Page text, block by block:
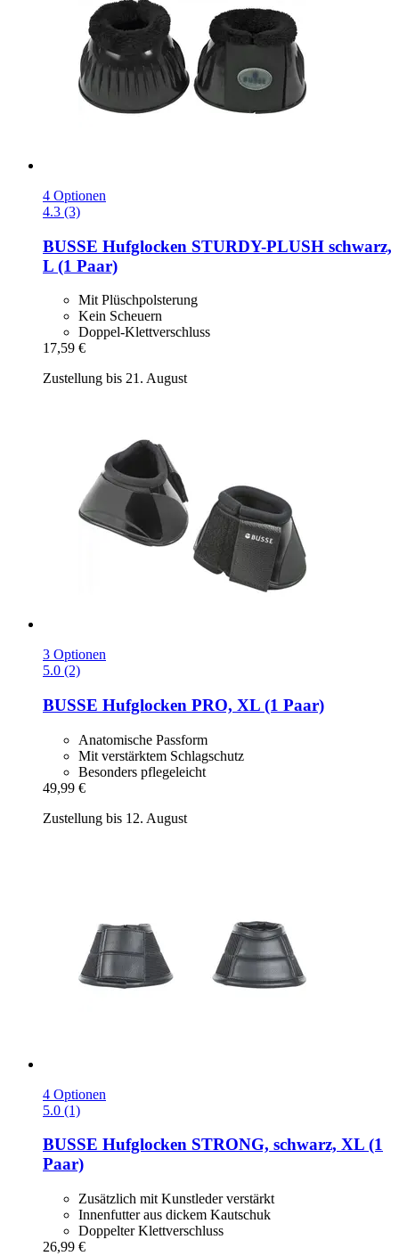
4 Optionen
4.3 (3)
BUSSE Hufglocken STURDY-​PLUSH schwarz,
L (1 Paar)
Mit Plüschpolsterung
Kein Scheuern
Doppel-Klettverschluss
17,59 €
Zustellung bis 21. August
3 Optionen
5.0 (2)
BUSSE Hufglocken PRO, XL (1 Paar)
Anatomische Passform
Mit verstärktem Schlagschutz
Besonders pflegeleicht
49,99 €
Zustellung bis 12. August
4 Optionen
5.0 (1)
BUSSE Hufglocken STRONG, schwarz, XL (1
Paar)
Zusätzlich mit Kunstleder verstärkt
Innenfutter aus dickem Kautschuk
Doppelter Klettverschluss
26,99 €